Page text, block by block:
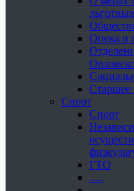
Опека и
Старшее
Спорт
Спорт
ГТО
.....